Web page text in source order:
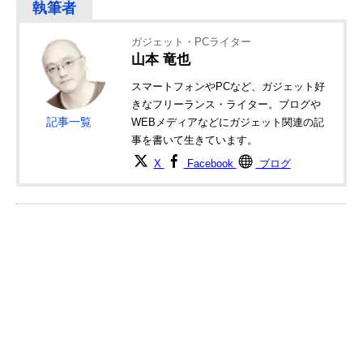
記事一覧
ガジェット・PCライター
山本 竜也
スマートフォンやPCなど、ガジェット好
きなフリーランス・ライター。ブログや
WEBメディアなどにガジェット関連の記
事を書いて生きています。
X Facebook ブログ